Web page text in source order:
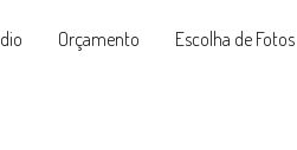
Orçamento Escolha de Fotos